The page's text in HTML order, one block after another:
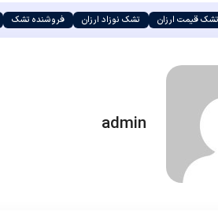
تشک قیمت ارزان تشک نوزاد ارزان فروشنده تشک
admin